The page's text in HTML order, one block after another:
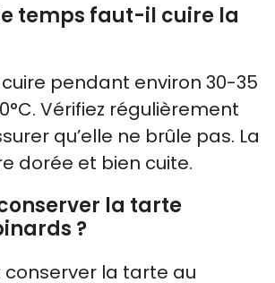
temps faut-il cuire la
pendant environ 30-35
Vérifiez régulièrement
qu’elle ne brûle pas. La
dorée et bien cuite.
la tarte
?
conserver la tarte au